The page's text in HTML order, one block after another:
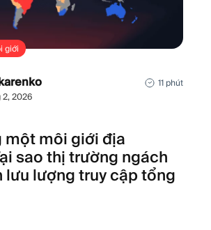
giới
2, 2026
11 phút
một môi giới địa
sao thị trường ngách
lưu lượng truy cập tổng